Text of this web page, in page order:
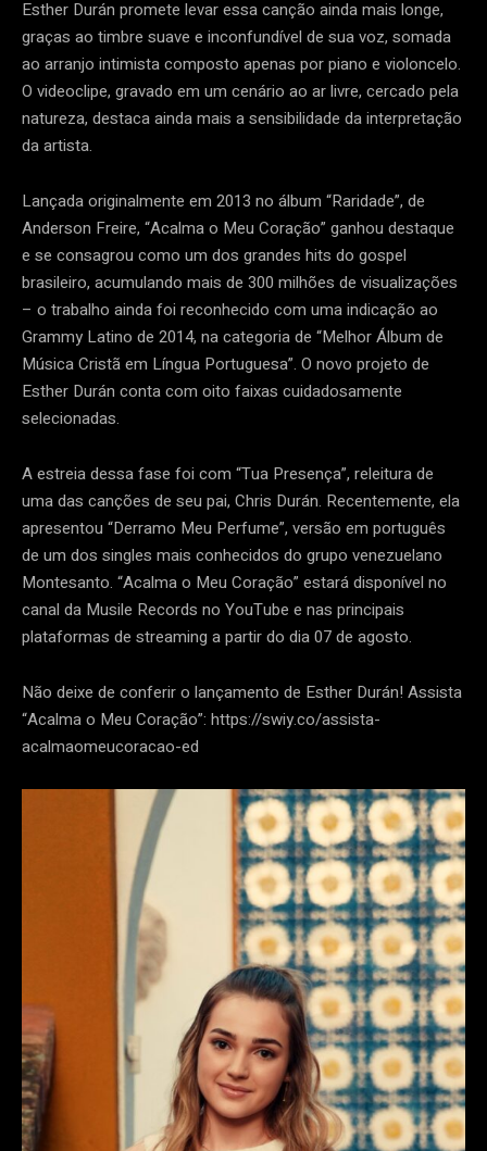
Esther Durán promete levar essa canção ainda mais longe,
graças ao timbre suave e inconfundível de sua voz, somada
ao arranjo intimista composto apenas por piano e violoncelo.
O videoclipe, gravado em um cenário ao ar livre, cercado pela
natureza, destaca ainda mais a sensibilidade da interpretação
da artista.
Lançada originalmente em 2013 no álbum “Raridade”, de
Anderson Freire, “Acalma o Meu Coração” ganhou destaque
e se consagrou como um dos grandes hits do gospel
brasileiro, acumulando mais de 300 milhões de visualizações
– o trabalho ainda foi reconhecido com uma indicação ao
Grammy Latino de 2014, na categoria de “Melhor Álbum de
Música Cristã em Língua Portuguesa”. O novo projeto de
Esther Durán conta com oito faixas cuidadosamente
selecionadas.
A estreia dessa fase foi com “Tua Presença”, releitura de
uma das canções de seu pai, Chris Durán. Recentemente, ela
apresentou “Derramo Meu Perfume”, versão em português
de um dos singles mais conhecidos do grupo venezuelano
Montesanto. “Acalma o Meu Coração” estará disponível no
canal da Musile Records no YouTube e nas principais
plataformas de streaming a partir do dia 07 de agosto.
Não deixe de conferir o lançamento de Esther Durán! Assista
“Acalma o Meu Coração”: https://swiy.co/assista-
acalmaomeucoracao-ed